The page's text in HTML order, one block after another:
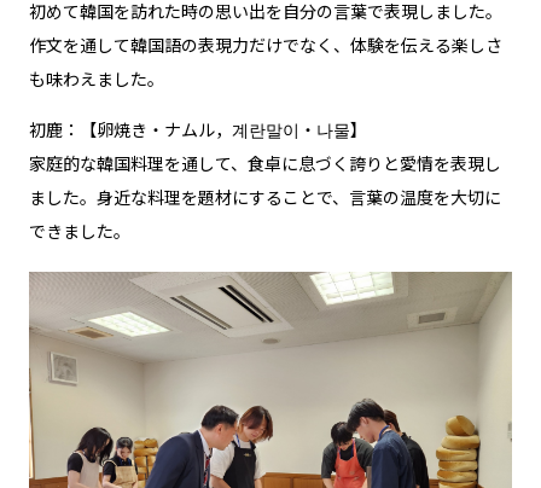
初めて韓国を訪れた時の思い出を自分の言葉で表現しました。
作文を通して韓国語の表現力だけでなく、体験を伝える楽しさ
も味わえました。
初鹿：【卵焼き・ナムル，계란말이・나물】
家庭的な韓国料理を通して、食卓に息づく誇りと愛情を表現し
ました。身近な料理を題材にすることで、言葉の温度を大切に
できました。